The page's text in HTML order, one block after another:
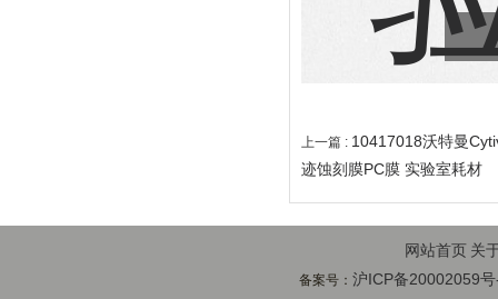
上一篇 : 10417018沃特曼
迹蚀刻膜PC膜 实验室耗材
网站首页 关
备案号：沪ICP备20002059